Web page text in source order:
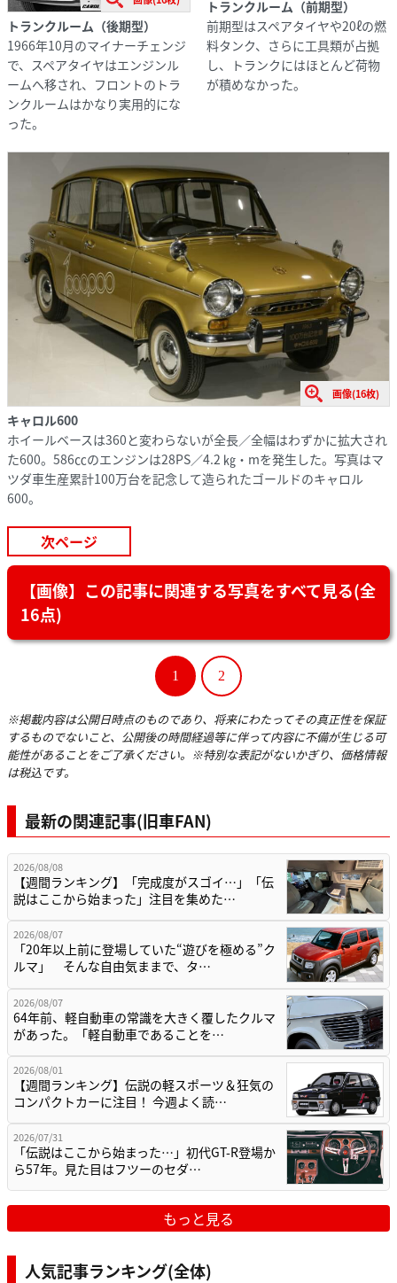
トランクルーム（後期型）
1966年10月のマイナーチェンジ
で、スペアタイヤはエンジンル
ームへ移され、フロントのトラ
ンクルームはかなり実用的にな
った。
トランクルーム（前期型）
前期型はスペアタイヤや20ℓの燃
料タンク、さらに工具類が占拠
し、トランクにはほとんど荷物
が積めなかった。
画像(16枚)
キャロル600
ホイールベースは360と変わらないが全長／全幅はわずかに拡大され
た600。586㏄のエンジンは28PS／4.2 ㎏・mを発生した。写真はマ
ツダ車生産累計100万台を記念して造られたゴールドのキャロル
600。
次ページ
【画像】この記事に関連する写真をすべて見る(全
16点)
1 2
※掲載内容は公開日時点のものであり、将来にわたってその真正性を保証
するものでないこと、公開後の時間経過等に伴って内容に不備が生じる可
能性があることをご了承ください。※特別な表記がないかぎり、価格情報
は税込です。
最新の関連記事(旧車FAN)
2026/08/08
【週間ランキング】「完成度がスゴイ…」「伝
説はここから始まった」注目を集めた…
2026/08/07
「20年以上前に登場していた“遊びを極める”ク
ルマ」 そんな自由気ままで、タ…
2026/08/07
64年前、軽自動車の常識を大きく覆したクルマ
があった。「軽自動車であることを…
2026/08/01
【週間ランキング】伝説の軽スポーツ＆狂気の
コンパクトカーに注目！ 今週よく読…
2026/07/31
「伝説はここから始まった…」初代GT-R登場か
ら57年。見た目はフツーのセダ…
もっと見る
人気記事ランキング(全体)